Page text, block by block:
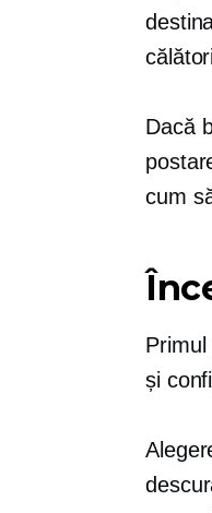
Dacă
cum
și